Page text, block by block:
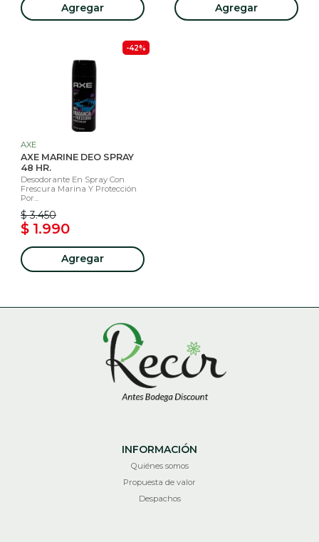
Agregar Agregar
-42%
AXE
AXE MARINE DEO SPRAY
48 HR.
Desodorante En Spray Con
Frescura Marina Y Protección
Por...
$ 3.450
$ 1.990
Agregar
INFORMACIÓN
Quiénes somos
Propuesta de valor
Despachos